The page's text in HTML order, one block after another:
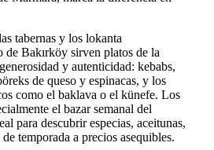
tabernas y los lokanta
de Bakırköy sirven platos de la
y autenticidad: kebabs,
de queso y espinacas, y los
como el baklava o el künefe. Los
el bazar semanal del
para descubrir especias, aceitunas,
temporada a precios asequibles.